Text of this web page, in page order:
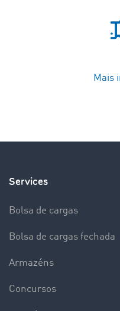
Mais
Services
Bolsa de cargas
Bolsa de cargas fechada
Armazéns
Concursos